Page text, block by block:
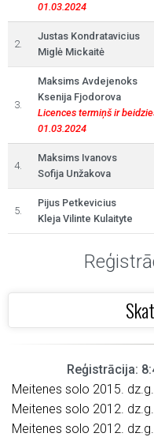
01.03.2024
2.
Justas Kondratavicius
Miglė Mickaitė
3.
Maksims Avdejenoks
Ksenija Fjodorova
Licences termiņš ir
01.03.2024
4.
Maksims Ivanovs
Sofija Unžakova
5.
Pijus Petkevicius
Kleja Vilinte Kulaityte
Reģistrācija:
Meitenes solo 2015. dz.g.
Meitenes solo 2012. dz.g.
Meitenes solo 2012. dz.g.